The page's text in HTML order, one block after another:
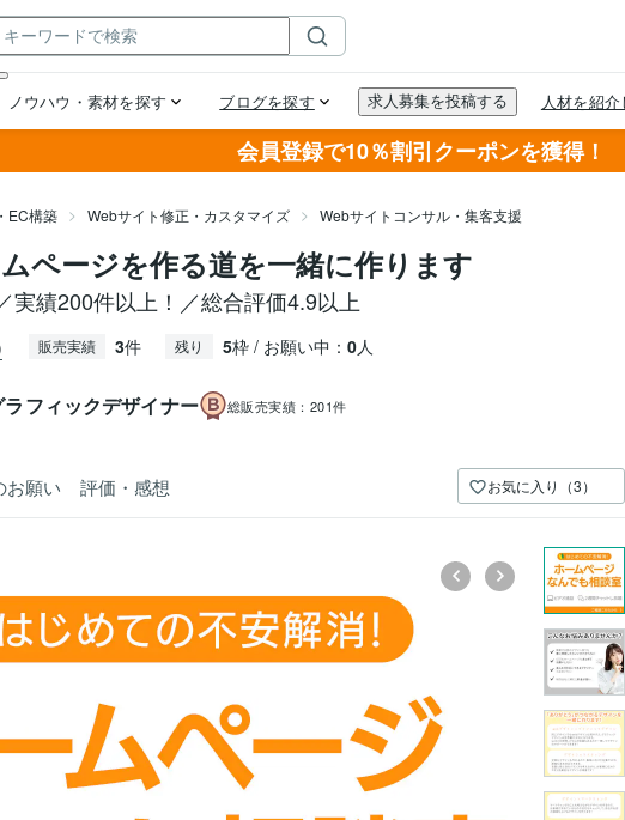
会員登録で10％割引クーポンを獲得！
EC構築 Webサイト修正・カスタマイズ Webサイトコンサル・集客支援
ページを作る道を一緒に作ります
実績200件以上！／総合評価4.9以上
販売実績 3件 残り 5枠 / お願い中： 0人
フィックデザイナー 総販売実績： 201件
お願い 評価・感想 お気に入り（3）